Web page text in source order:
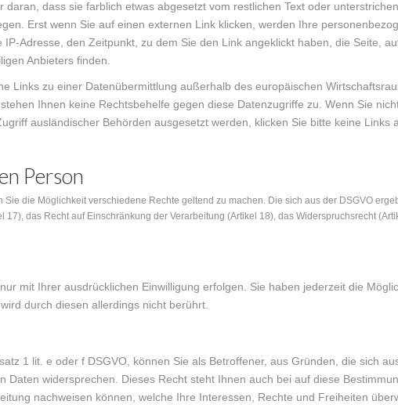
daran, dass sie farblich etwas abgesetzt vom restlichen Text oder
Erst wenn Sie auf einen externen Link klicken, werden Ihre
Adresse, den Zeitpunkt, zu dem Sie den Link angeklickt haben, die Seite,
Anbieters finden.
Links zu einer Datenübermittlung außerhalb des europäischen
Ihnen keine Rechtsbehelfe gegen diese Datenzugriffe zu. Wenn Sie
ausländischer Behörden ausgesetzt werden, klicken Sie bitte keine Links
Person
Sie die Möglichkeit verschiedene Rechte geltend zu machen. Die sich aus der DSGVO
17), das Recht auf Einschränkung der Verarbeitung (Artikel 18), das Widerspruchsrecht
mit Ihrer ausdrücklichen Einwilligung erfolgen. Sie haben jederzeit die
durch diesen allerdings nicht berührt.
1 lit. e oder f DSGVO, können Sie als Betroffener, aus Gründen, die sich
Daten widersprechen. Dieses Recht steht Ihnen auch bei auf diese
nachweisen können, welche Ihre Interessen, Rechte und Freiheiten